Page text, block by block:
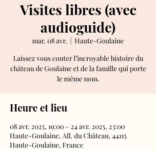
Visites libres (avec
audioguide)
mar. 08 avr.
  |
Haute-Goulaine
Laissez vous conter l’incroyable histoire du
château de Goulaine et de la famille qui porte
le même nom.
Heure et lieu
08 avr. 2025, 19:00 – 24 avr. 2025, 23:00
Haute-Goulaine, All. du Château, 44115
Haute-Goulaine, France